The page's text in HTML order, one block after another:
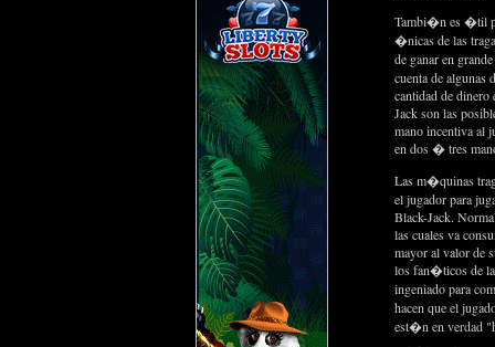
Tambi�n es �til
�nicas de las
de ganar en
cuenta de algunas
cantidad de dinero
Jack son las
mano incentiva al
en dos � tres
Las m�quinas
el jugador para
Black-Jack.
las cuales va
mayor al valor de
los fan�ticos de
ingeniado para
hacen que el
est�n en verdad